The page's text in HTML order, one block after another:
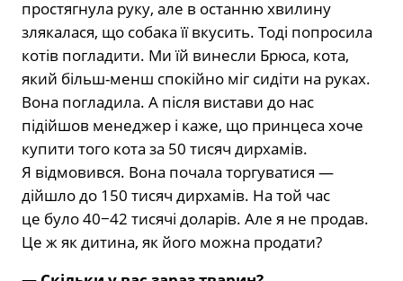
простягнула руку, але в останню хвилину
злякалася, що собака її вкусить. Тоді попросила
котів погла­дити. Ми їй винесли Брюса, кота,
який більш-менш спокійно міг сидіти на ру­ках.
Вона погладила. А після вистави до нас
підійшов менеджер і каже, що принцеса хоче
купити того кота за 50 тисяч дирхамів.
Я відмовився. Вона по­чала торгуватися —
дійшло до 150 тисяч дирхамів. На той час
це було 40−42 ти­сячі доларів. Але я не продав.
Це ж як дитина, як його можна продати?